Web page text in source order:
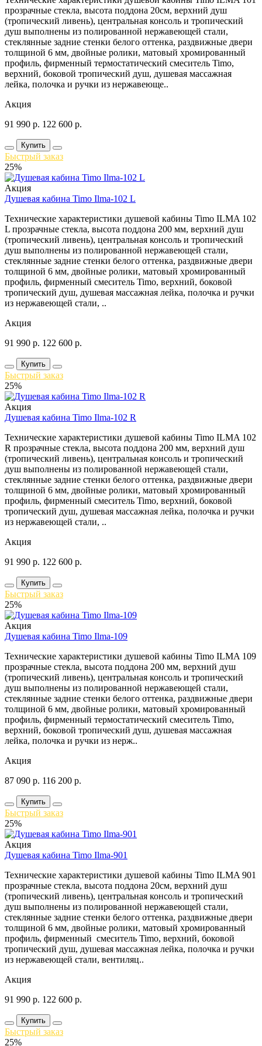
прозрачные стекла, высота поддона 20см, верхний душ
(тропический ливень), центральная консоль и тропический
душ выполнены из полированной нержавеющей стали,
стеклянные задние стенки белого оттенка, раздвижные двери
толщиной 6 мм, двойные ролики, матовый хромированный
профиль, фирменный термостатический смеситель Timo,
верхний, боковой тропический душ, душевая массажная
лейка, полочка и ручки из нержавеюще..
Акция
91 990 р. 122 600 р.
Купить
Быстрый заказ
25%
Акция
Душевая кабина Timo Ilma-102 L
Технические характеристики душевой кабины Timo ILMA 102
L прозрачные стекла, высота поддона 200 мм, верхний душ
(тропический ливень), центральная консоль и тропический
душ выполнены из полированной нержавеющей стали,
стеклянные задние стенки белого оттенка, раздвижные двери
толщиной 6 мм, двойные ролики, матовый хромированный
профиль, фирменный смеситель Timo, верхний, боковой
тропический душ, душевая массажная лейка, полочка и ручки
из нержавеющей стали, ..
Акция
91 990 р. 122 600 р.
Купить
Быстрый заказ
25%
Акция
Душевая кабина Timo Ilma-102 R
Технические характеристики душевой кабины Timo ILMA 102
R прозрачные стекла, высота поддона 200 мм, верхний душ
(тропический ливень), центральная консоль и тропический
душ выполнены из полированной нержавеющей стали,
стеклянные задние стенки белого оттенка, раздвижные двери
толщиной 6 мм, двойные ролики, матовый хромированный
профиль, фирменный смеситель Timo, верхний, боковой
тропический душ, душевая массажная лейка, полочка и ручки
из нержавеющей стали, ..
Акция
91 990 р. 122 600 р.
Купить
Быстрый заказ
25%
Акция
Душевая кабина Timo Ilma-109
Технические характеристики душевой кабины Timo ILMA 109
прозрачные стекла, высота поддона 200 мм, верхний душ
(тропический ливень), центральная консоль и тропический
душ выполнены из полированной нержавеющей стали,
стеклянные задние стенки белого оттенка, раздвижные двери
толщиной 6 мм, двойные ролики, матовый хромированный
профиль, фирменный термостатический смеситель Timo,
верхний, боковой тропический душ, душевая массажная
лейка, полочка и ручки из нерж..
Акция
87 090 р. 116 200 р.
Купить
Быстрый заказ
25%
Акция
Душевая кабина Timo Ilma-901
Технические характеристики душевой кабины Timo ILMA 901
прозрачные стекла, высота поддона 20см, верхний душ
(тропический ливень), центральная консоль и тропический
душ выполнены из полированной нержавеющей стали,
стеклянные задние стенки белого оттенка, раздвижные двери
толщиной 6 мм, двойные ролики, матовый хромированный
профиль, фирменный смеситель Timo, верхний, боковой
тропический душ, душевая массажная лейка, полочка и ручки
из нержавеющей стали, вентиляц..
Акция
91 990 р. 122 600 р.
Купить
Быстрый заказ
25%